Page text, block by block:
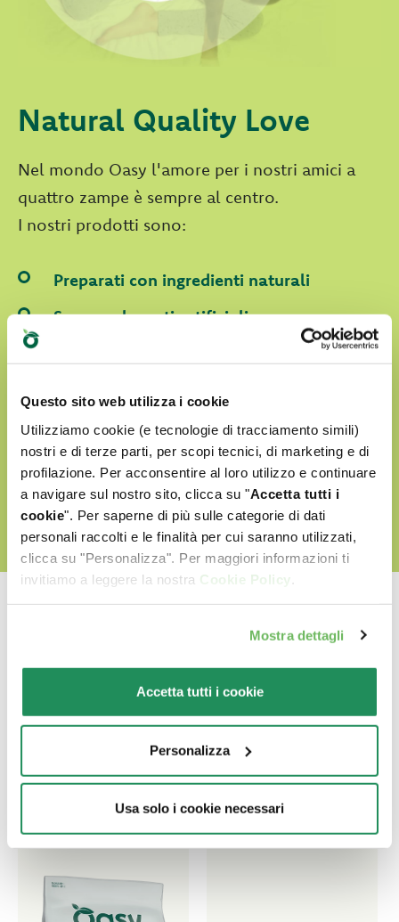
Questo sito web utilizza i cookie
Utilizziamo cookie (e tecnologie di tracciamento simili)
nostri e di terze parti, per scopi tecnici, di marketing e di
profilazione. Per acconsentire al loro utilizzo e continuare
a navigare sul nostro sito, clicca su "Accetta tutti i
cookie". Per saperne di più sulle categorie di dati
personali raccolti e le finalità per cui saranno utilizzati,
clicca su "Personalizza". Per maggiori informazioni ti
invitiamo a leggere la nostra Cookie Policy
Mostra dettagli
Accetta tutti i cookie
Personalizza
Usa solo i cookie necessari
Natural Quality Love
Nel mondo Oasy l'amore per i nostri amici a
quattro zampe è sempre al centro.
I nostri prodotti sono:
Preparati con ingredienti naturali
Senza coloranti artificiali
SCOPRI IL NOSTRO MONDO D'AMORE
Quale sarà il suo
preferito?
Scopri le nostre migliori proposte per il tuo pet